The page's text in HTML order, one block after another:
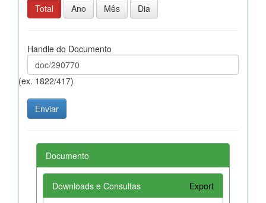
Total
Ano Mês Dia
Handle do Documento
(ex. 1822/417)
Documento
Downloads e Consultas Export